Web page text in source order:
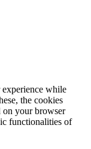
while
the cookies
on your browser
functionalities of